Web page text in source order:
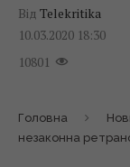
Від Telekritika
10.03.2020 18:30
10801
Головна
незаконна